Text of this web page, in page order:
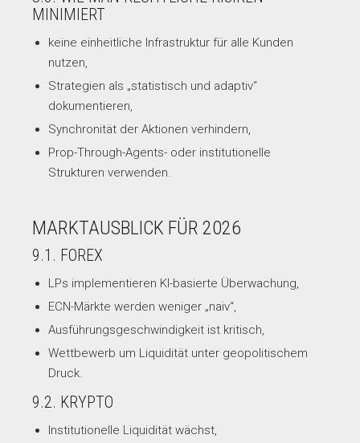
MINIMIERT
keine einheitliche Infrastruktur für alle Kunden
nutzen,
Strategien als „statistisch und adaptiv“
dokumentieren,
Synchronität der Aktionen verhindern,
Prop-Through-Agents- oder institutionelle
Strukturen verwenden.
MARKTAUSBLICK FÜR 2026
9.1. FOREX
LPs implementieren KI-basierte Überwachung,
ECN-Märkte werden weniger „naiv“,
Ausführungsgeschwindigkeit ist kritisch,
Wettbewerb um Liquidität unter geopolitischem
Druck.
9.2. KRYPTO
Institutionelle Liquidität wächst,